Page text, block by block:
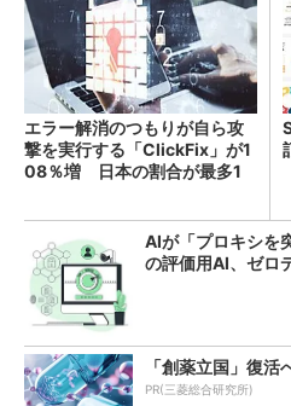
エラー解消のつもりが自ら攻
撃を実行する「ClickFix」が1
08％増 日本の割合が最多1
AIが「プロキシ
の評価用AI、ゼロ
「創薬立国」復活
PR(三菱総合研究所)